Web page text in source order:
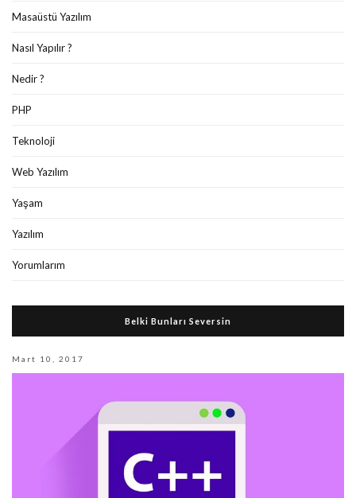
Masaüstü Yazılım
Nasıl Yapılır ?
Nedir ?
PHP
Teknoloji
Web Yazılım
Yaşam
Yazılım
Yorumlarım
Belki Bunları Seversin
Mart 10, 2017